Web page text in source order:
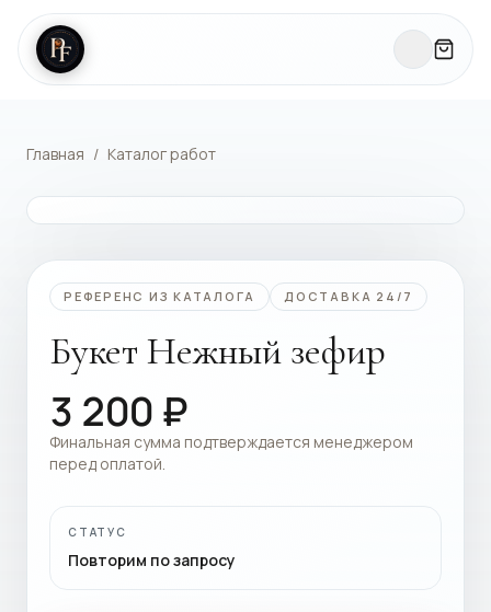
Главная / Каталог работ
РЕФЕРЕНС ИЗ КАТАЛОГА ДОСТАВКА 24/7
Букет Нежный зефир
3 200 ₽
Финальная сумма подтверждается менеджером
перед оплатой.
СТАТУС
Повторим по запросу